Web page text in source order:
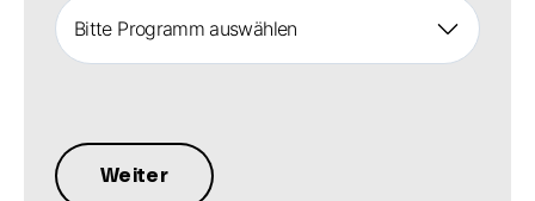
Bitte Programm auswählen